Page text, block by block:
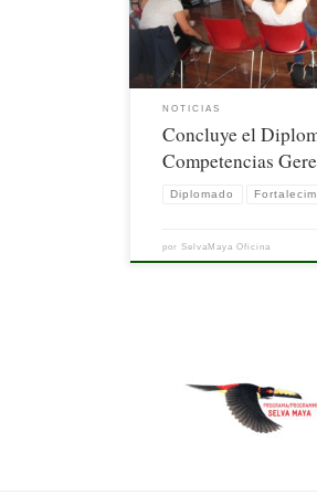
Liderazgo Efectivo”, […]
NOTICIAS
Concluye el
Competencias
Diplomado
porSelvaMaya Oficina